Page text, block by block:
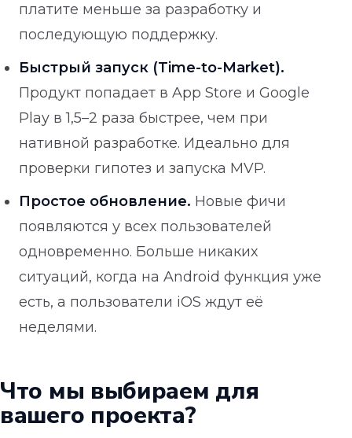
платите меньше за разработку и
последующую поддержку.
Быстрый запуск (Time-to-Market).
Продукт попадает в App Store и Google
Play в 1,5–2 раза быстрее, чем при
нативной разработке. Идеально для
проверки гипотез и запуска MVP.
Простое обновление. Новые фичи
появляются у всех пользователей
одновременно. Больше никаких
ситуаций, когда на Android функция уже
есть, а пользователи iOS ждут её
неделями.
Что мы выбираем для
вашего проекта?